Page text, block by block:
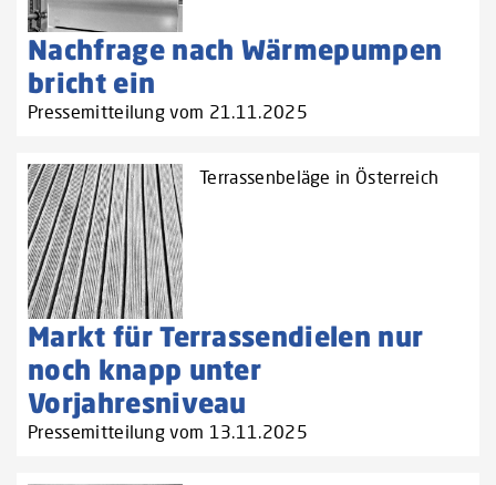
Nachfrage nach Wärmepumpen
bricht ein
Pressemitteilung vom 21.11.2025
Terrassenbeläge in Österreich
Markt für Terrassendielen nur
noch knapp unter
Vorjahresniveau
Pressemitteilung vom 13.11.2025